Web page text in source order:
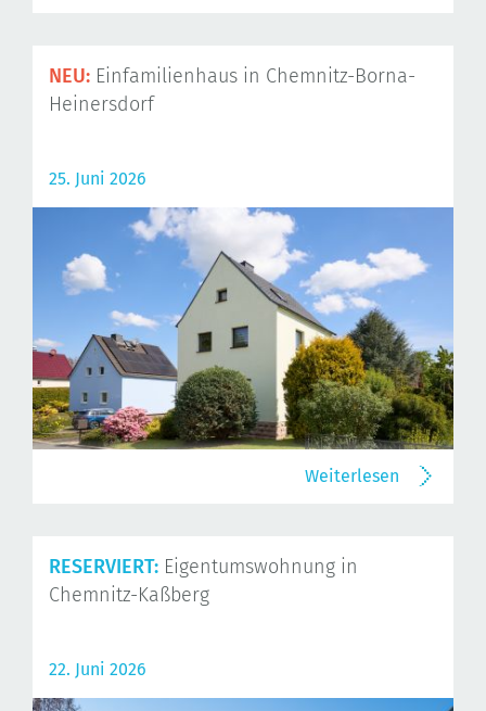
NEU: Einfamilienhaus in Chemnitz-Borna-
Heinersdorf
25. Juni 2026
Weiterlesen
RESERVIERT: Eigentumswohnung in
Chemnitz-Kaßberg
22. Juni 2026